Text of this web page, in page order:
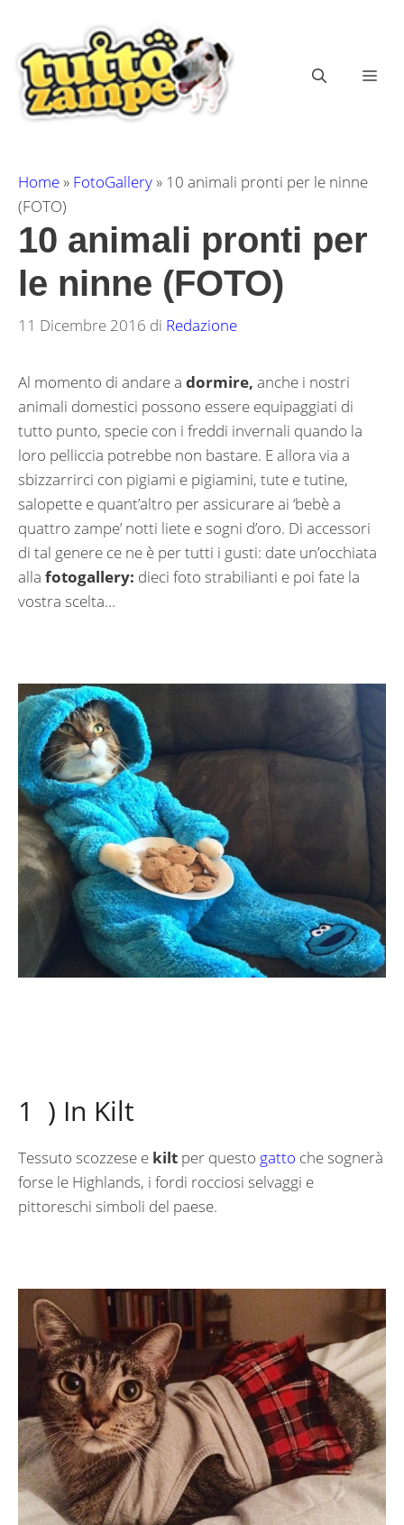
contenuto
Home» FotoGallery» 10 animali pronti per le ninne
(FOTO)
10 animali pronti per
le ninne (FOTO)
11 Dicembre 2016 di Redazione
Al momento di andare a dormire, anche i nostri
animali domestici possono essere equipaggiati di
tutto punto, specie con i freddi invernali quando la
loro pelliccia potrebbe non bastare. E allora via a
sbizzarrirci con pigiami e pigiamini, tute e tutine,
salopette e quant’altro per assicurare ai ‘bebè a
quattro zampe’ notti liete e sogni d’oro. Di accessori
di tal genere ce ne è per tutti i gusti: date un’occhiata
alla fotogallery: dieci foto strabilianti e poi fate la
vostra scelta…
1 ) In Kilt
Tessuto scozzese e kilt per questo gatto che sognerà
forse le Highlands, i fordi rocciosi selvaggi e
pittoreschi simboli del paese.